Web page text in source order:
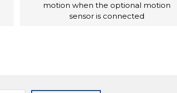
motion when the optional motion
sensor is connected